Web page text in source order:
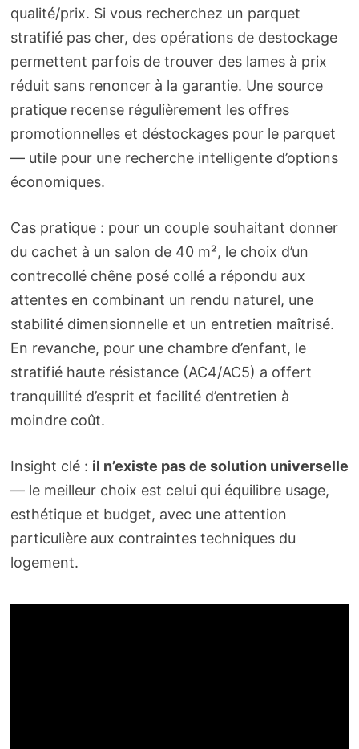
qualité/prix. Si vous recherchez un parquet
stratifié pas cher, des opérations de destockage
permettent parfois de trouver des lames à prix
réduit sans renoncer à la garantie. Une source
pratique recense régulièrement les offres
promotionnelles et déstockages pour le parquet
— utile pour une recherche intelligente d’options
économiques.
Cas pratique : pour un couple souhaitant donner
du cachet à un salon de 40 m², le choix d’un
contrecollé chêne posé collé a répondu aux
attentes en combinant un rendu naturel, une
stabilité dimensionnelle et un entretien maîtrisé.
En revanche, pour une chambre d’enfant, le
stratifié haute résistance (AC4/AC5) a offert
tranquillité d’esprit et facilité d’entretien à
moindre coût.
Insight clé : il n’existe pas de solution universelle
— le meilleur choix est celui qui équilibre usage,
esthétique et budget, avec une attention
particulière aux contraintes techniques du
logement.